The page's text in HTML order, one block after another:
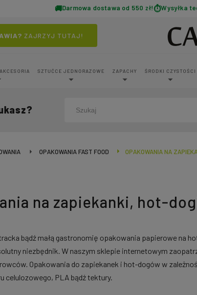
ZAJRZYJ TUTAJ!
SZTUĆCE JEDNORAZOWE ZAPACHY ŚRODKI CZYSTOŚCI
OPAKOWANIA FAST FOOD OPAKOWANIA NA
na zapiekanki, hot-
bądź małą gastronomię opakowania papierowe na
niezbędnik. W naszym sklepie internetowym
Opakowania do zapiekanek i hot-dogów w
celulozowego, PLA bądź tektury.
Darmowa dostawa od 550 zł! Wysyłka